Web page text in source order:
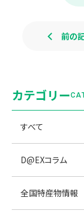
k
前の
カテゴリー
すべて
D@EXコラム
全国特産物情報